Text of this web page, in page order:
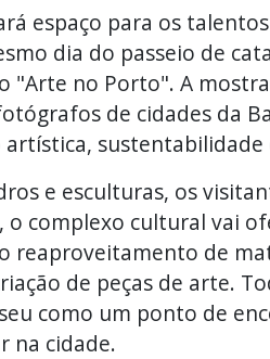
espaço para os
dia do passeio de
"Arte no Porto". A
de cidades da
sustentabilidade
e esculturas, os
o complexo cultural vai
reaproveitamento de
de peças de arte.
como um ponto de
na cidade.